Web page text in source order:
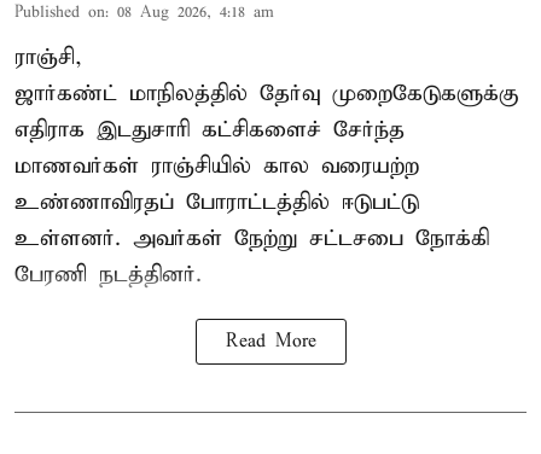
Published on: 08 Aug 2026, 4:18 am
ராஞ்சி,
ஜார்கண்ட் மாநிலத்தில் தேர்வு முறைகேடுகளுக்கு
எதிராக இடதுசாரி கட்சிகளைச் சேர்ந்த
மாணவர்கள் ராஞ்சியில் கால வரையற்ற
உண்ணாவிரதப் போராட்டத்தில் ஈடுபட்டு
உள்ளனர். அவர்கள் நேற்று சட்டசபை நோக்கி
பேரணி நடத்தினர்.
Read More